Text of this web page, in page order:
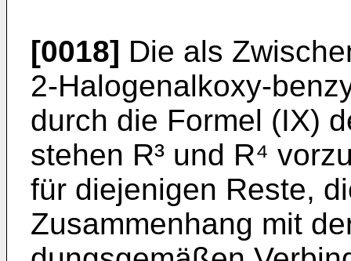
[0018] Die als
2-Halogenalk­oxy-
durch die Formel (IX)
stehen R³ und R⁴
für diejenigen Reste,
Zusammenhang mit